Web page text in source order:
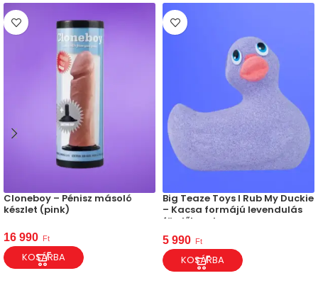
Cloneboy – Pénisz másoló
készlet (pink)
16 990 Ft
KOSÁRBA
Big Teaze Toys I Rub My Duckie
– Kacsa formájú levendulás
fürdőbomba
5 990 Ft
KOSÁRBA